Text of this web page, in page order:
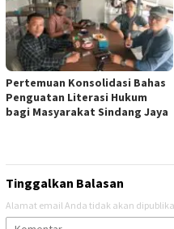
Pertemuan Konsolidasi Bahas
Penguatan Literasi Hukum
bagi Masyarakat Sindang Jaya
Tinggalkan Balasan
Alamat email Anda tidak akan